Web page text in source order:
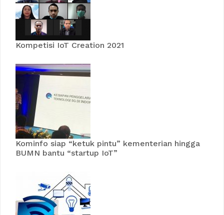
Kompetisi IoT Creation 2021
Kominfo siap “ketuk pintu” kementerian hingga
BUMN bantu “startup IoT”